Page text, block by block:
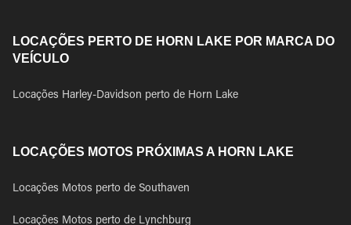
LOCAÇÕES PERTO DE HORN LAKE POR MARCA DO
VEÍCULO
Locações Harley-Davidson perto de Horn Lake
LOCAÇÕES MOTOS PRÓXIMAS A HORN LAKE
Locações Motos perto de Southaven
Locações Motos perto de Lynchburg